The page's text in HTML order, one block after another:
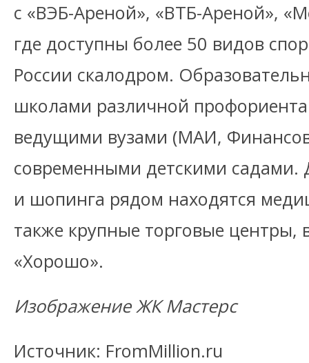
с «ВЭБ-Ареной», «ВТБ-Ареной»,
где доступны более 50 видов
России скалодром.
школами различной
ведущими вузами (МАИ,
современными детскими садами.
и шопинга рядом находятся
также крупные торговые центры,
«Хорошо».
Изображение ЖК Мастерс
Источник: FromMillion.ru